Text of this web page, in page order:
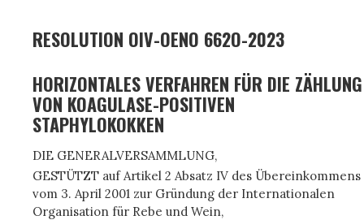
RESOLUTION OIV-OENO 662O-2023
HORIZONTALES VERFAHREN FÜR DIE ZÄHLUNG
VON KOAGULASE-POSITIVEN
STAPHYLOKOKKEN
DIE GENERALVERSAMMLUNG,
GESTÜTZT auf Artikel 2 Absatz IV des Übereinkommens
vom 3. April 2001 zur Gründung der Internationalen
Organisation für Rebe und Wein,